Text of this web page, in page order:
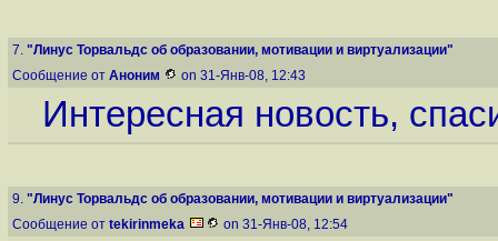
7. "Линус Торвальдс об образовании, мотивации и виртуализации"
Сообщение от Аноним on 31-Янв-08, 12:43
Интересная новость,
9. "Линус Торвальдс об образовании, мотивации и виртуализации"
Сообщение от tekirinmeka on 31-Янв-08, 12:54